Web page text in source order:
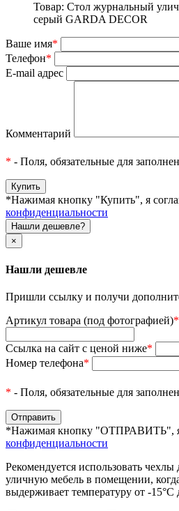
Товар: Стол журнальный
серый GARDA DECOR
Ваше имя*
Телефон*
E-mail адрес
Комментарий
* - Поля, обязательные для
*Нажимая кнопку "Купить", я
конфиденциальности
Нашли дешевле?
×
Нашли дешевле
Пришли ссылку и получи
Артикул товара (под фотографией)*
Ссылка на сайт с ценой ниже*
Номер телефона*
* - Поля, обязательные для
*Нажимая кнопку "ОТПРАВИТЬ", я
конфиденциальности
Рекомендуется использовать
уличную мебель в помещении,
выдерживает температуру от -15°C